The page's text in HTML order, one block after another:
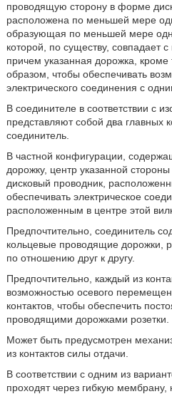
проводящую сторону в форме
расположена по меньшей мере
образующая по меньшей мере
которой, по существу, совпадает
причем указанная дорожка, кроме
образом, чтобы обеспечивать
электрического соединения с
В соединителе в соответствии с
представляют собой два главных
соединитель.
В частной конфигурации,
дорожку, центр указанной
дисковый проводник,
обеспечивать электрическое
расположенным в центре этой
Предпочтительно, соединитель
кольцевые проводящие дорожки,
по отношению друг к другу.
Предпочтительно, каждый из
возможностью осевого
контактов, чтобы обеспечить
проводящими дорожками розетки.
Может быть предусмотрен
из контактов силы отдачи.
В соответствии с одним из
проходят через гибкую мембрану,